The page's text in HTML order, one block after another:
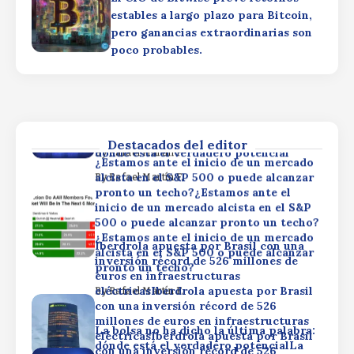
estables a largo plazo para Bitcoin,
pero ganancias extraordinarias son
poco probables.
Destacados del editor
pronto un techo?
By Rafael Martín F.
inversión récord de 526 millones de
euros en infraestructuras
eléctricasIberdrola apuesta por Brasil
con una inversión récord de 526
ByRafael Martín F.
bolsa no ha dicho la última palabra:
dónde está el verdadero potencial
ByRafael Martín F.
¿Estamos ante el inicio de un mercado
alcista en el S&P 500 o puede alcanzar
pronto un techo?¿Estamos ante el
inicio de un mercado alcista en el S&P
500 o puede alcanzar pronto un techo?
¿Estamos ante el inicio de un mercado
alcista en el S&P 500 o puede alcanzar
pronto un techo?
ByRafael Martín F.
Iberdrola apuesta por Brasil con una
inversión récord de 526 millones de
euros en infraestructuras
eléctricasIberdrola apuesta por Brasil
con una inversión récord de 526
millones de euros en infraestructuras
eléctricasIberdrola apuesta por Brasil
La bolsa no ha dicho la última palabra:
dónde está el verdadero potencialLa